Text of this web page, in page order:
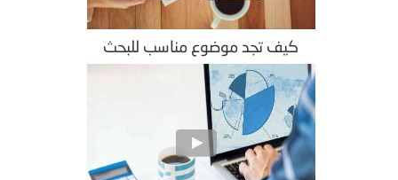
كيف تجد موضوع مناسب للبحث